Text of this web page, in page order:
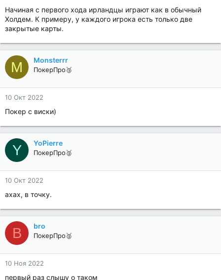
Начиная с первого хода ирландцы играют как в обычный
Холдем. К примеру, у каждого игрока есть только две
закрытые карты.
M Monsterrr
ПокерПро🥉
10 Окт 2022
Покер с виски)
Y YoPierre
ПокерПро🥈
10 Окт 2022
ахах, в точку.
B bro
ПокерПро🥈
10 Ноя 2022
первый раз слышу о таком